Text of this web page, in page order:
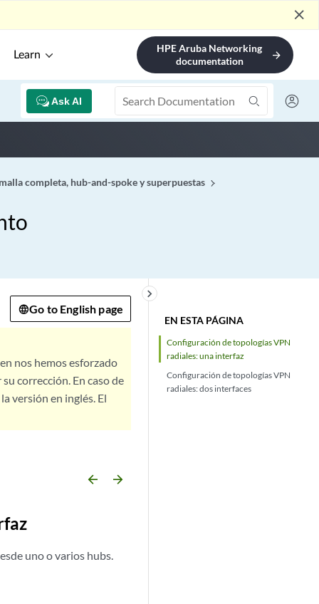
close
Learn
HPE Aruba Networking
documentation
arrow_forward
Ask AI
completa, hub-and-spoke y superpuestas
EN ESTA PÁGINA
Configuración de topologías VPN
radiales: una interfaz
Configuración de topologías VPN
radiales: dos interfaces
keyboard_arrow_right
Go to English page
nos hemos esforzado
corrección. En caso de
versión en inglés. El
arrow_backward arrow_forward
uno o varios hubs.